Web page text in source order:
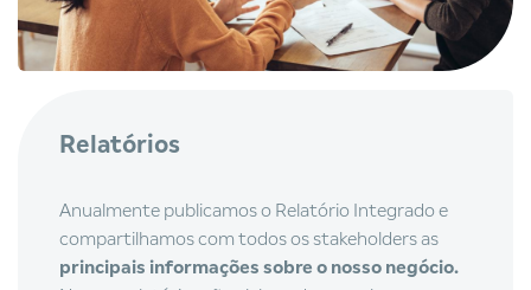
Relatórios
Anualmente publicamos o Relatório Integrado e
compartilhamos com todos os stakeholders as
principais informações sobre o nosso negócio.